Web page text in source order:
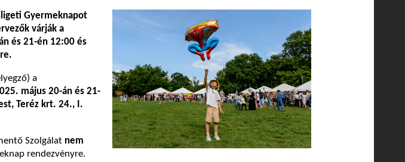
Gyermeknapot
várják a
és 21-én 12:00 és
a
május 20-án és 21-
Teréz krt. 24., I.
Szolgálat nem
rendezvényre.